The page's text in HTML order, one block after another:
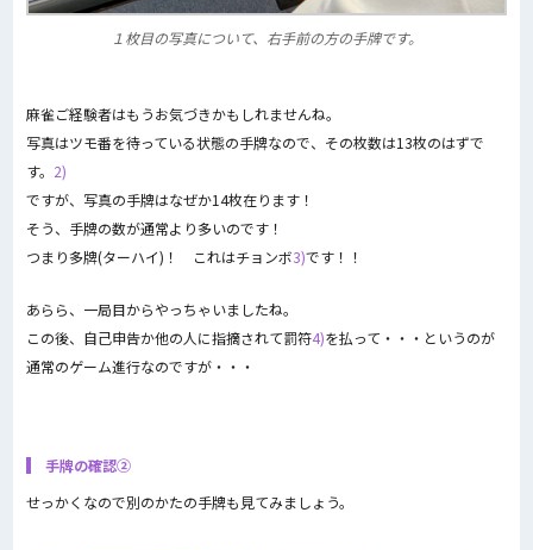
１枚目の写真について、右手前の方の手牌です。
麻雀ご経験者はもうお気づきかもしれませんね。
写真はツモ番を待っている状態の手牌なので、その枚数は13枚のはずで
す。 2)
ですが、写真の手牌はなぜか14枚在ります！
そう、手牌の数が通常より多いのです！
つまり多牌(ターハイ)！ これはチョンボ3)です！！
あらら、一局目からやっちゃいましたね。
この後、自己申告か他の人に指摘されて罰符4)を払って・・・というのが
通常のゲーム進行なのですが・・・
手牌の確認②
せっかくなので別のかたの手牌も見てみましょう。